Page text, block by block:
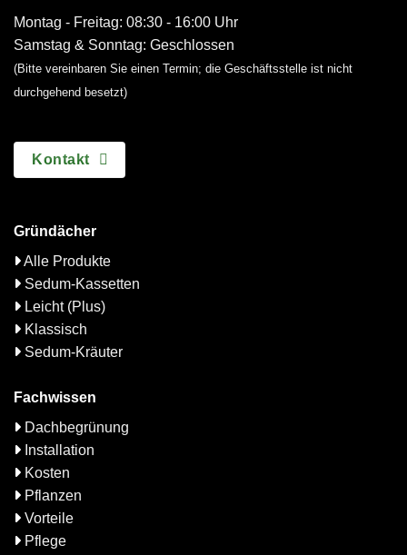
Montag - Freitag: 08:30 - 16:00 Uhr
Samstag & Sonntag: Geschlossen
(Bitte vereinbaren Sie einen Termin; die Geschäftsstelle ist nicht
durchgehend besetzt)
Kontakt
Gründächer
Alle Produkte
Sedum-Kassetten
Leicht (Plus)
Klassisch
Sedum-Kräuter
Fachwissen
Dachbegrünung
Installation
Kosten
Pflanzen
Vorteile
Pflege